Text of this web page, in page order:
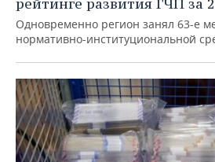
рейтинге развития ГЧП за
Одновременно регион занял 63-е
нормативно-институциональной